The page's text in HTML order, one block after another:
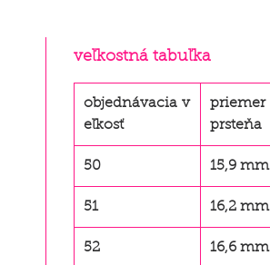
veľkostná tabuľka
objednávacia v
eľkosť
priemer
prsteňa
50 15,9 mm
51 16,2 mm
52 16,6 mm